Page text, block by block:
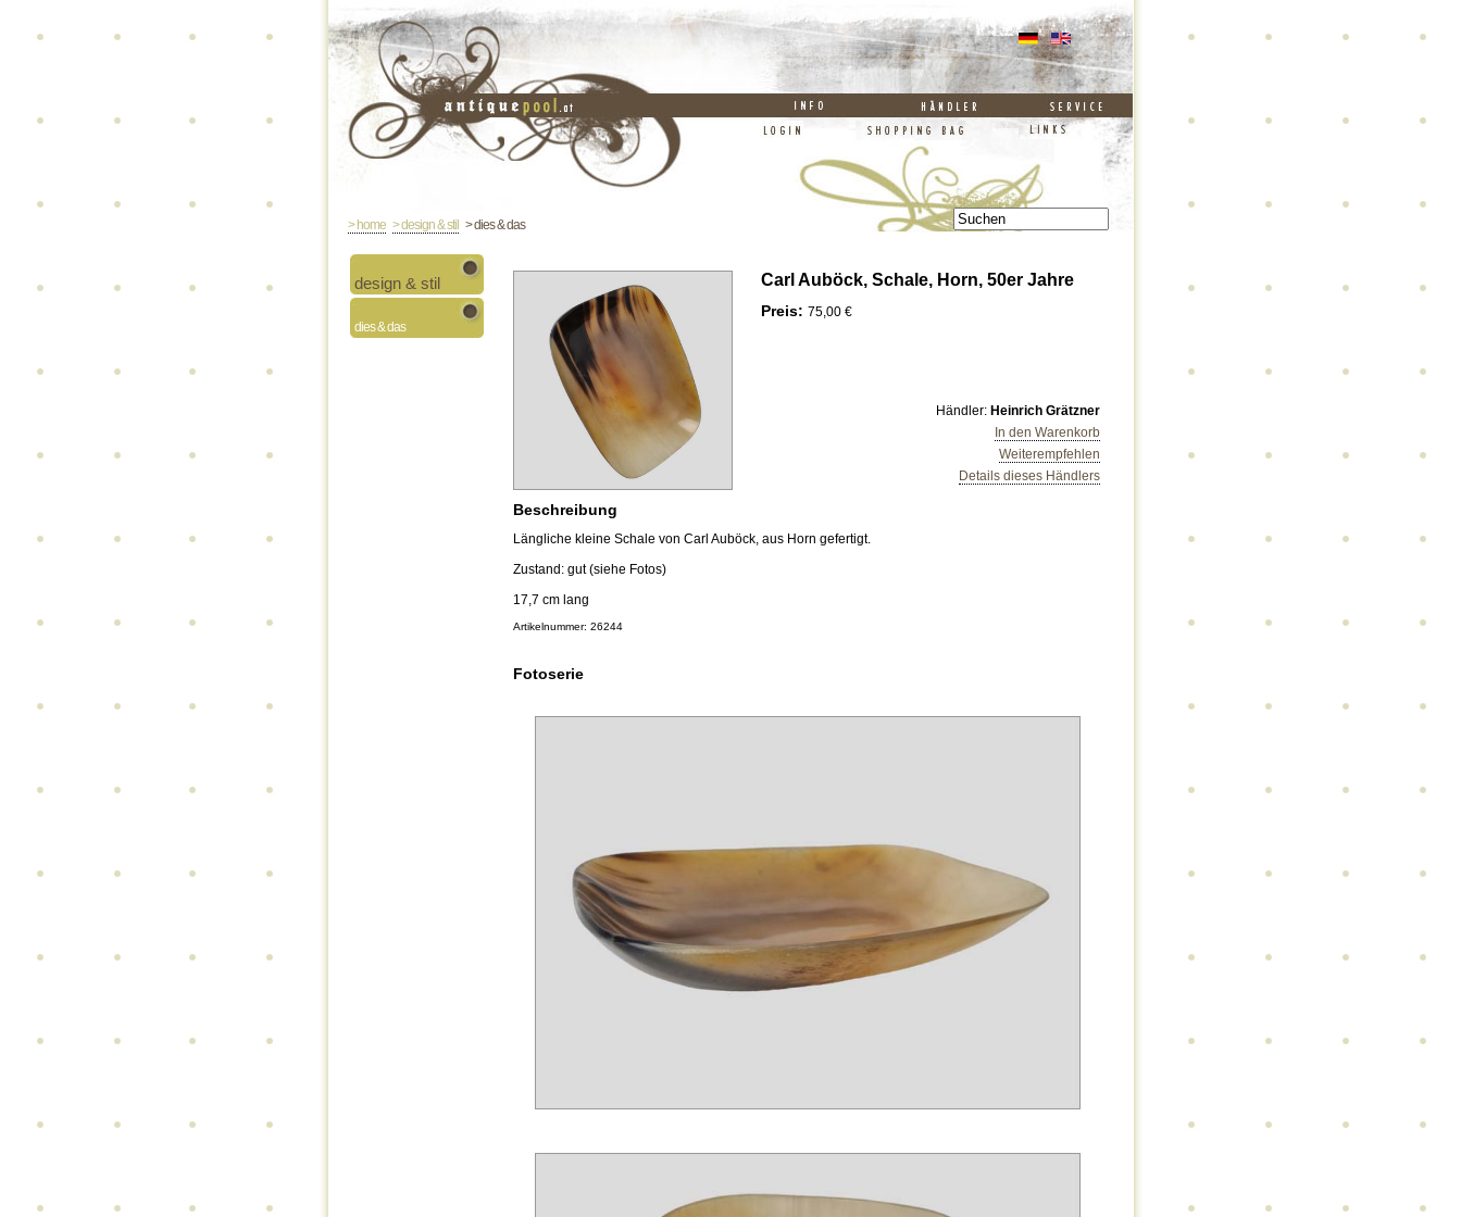
> home > design & stil > dies & das
design & stil
dies & das
Carl Auböck, Schale, Horn, 50er Jahre
Preis: 75,00 €
Weiterempfehlen
In den Warenkorb
Händler: Heinrich Grätzner
Details dieses Händlers
Beschreibung
Längliche kleine Schale von Carl Auböck, aus Horn gefertigt.
Zustand: gut (siehe Fotos)
17,7 cm lang
Artikelnummer: 26244
Fotoserie